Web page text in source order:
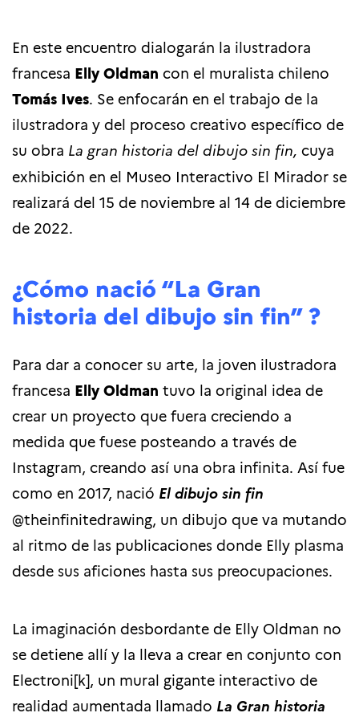
En este encuentro dialogarán la ilustradora
francesa Elly Oldman con el muralista chileno
Tomás Ives. Se enfocarán en el trabajo de la
ilustradora y del proceso creativo específico de
su obra La gran historia del dibujo sin fin, cuya
exhibición en el Museo Interactivo El Mirador se
realizará del 15 de noviembre al 14 de diciembre
de 2022.
¿Cómo nació “La Gran
historia del dibujo sin fin” ?
Para dar a conocer su arte, la joven ilustradora
francesa Elly Oldman tuvo la original idea de
crear un proyecto que fuera creciendo a
medida que fuese posteando a través de
Instagram, creando así una obra infinita. Así fue
como en 2017, nació El dibujo sin fin
@theinfinitedrawing, un dibujo que va mutando
al ritmo de las publicaciones donde Elly plasma
desde sus aficiones hasta sus preocupaciones.
La imaginación desbordante de Elly Oldman no
se detiene allí y la lleva a crear en conjunto con
Electroni[k], un mural gigante interactivo de
realidad aumentada llamado La Gran historia